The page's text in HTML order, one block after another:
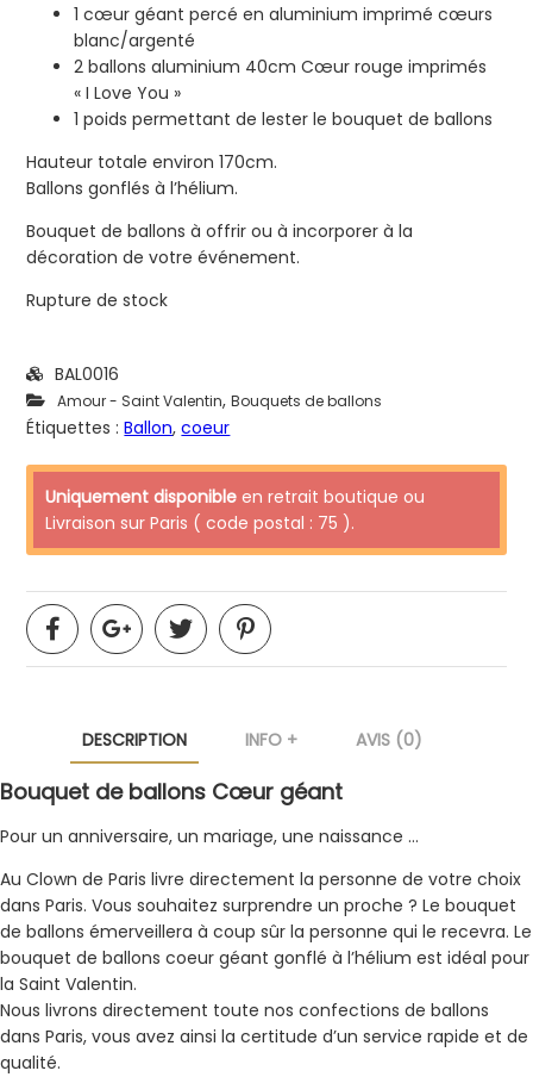
1 cœur géant percé en aluminium imprimé cœurs
blanc/argenté
2 ballons aluminium 40cm Cœur rouge imprimés
« I Love You »
1 poids permettant de lester le bouquet de ballons
Hauteur totale environ 170cm.
Ballons gonflés à l’hélium.
Bouquet de ballons à offrir ou à incorporer à la
décoration de votre événement.
Rupture de stock
BAL0016
Amour - Saint Valentin,Bouquets de ballons
Étiquettes :Ballon,coeur
Uniquement disponible en retrait boutique ou
Livraison sur Paris ( code postal : 75 ).
DESCRIPTION INFO + AVIS (0)
Bouquet de ballons Cœur géant
Pour un anniversaire, un mariage, une naissance …
Au Clown de Paris livre directement la personne de votre choix
dans Paris. Vous souhaitez surprendre un proche ? Le bouquet
de ballons émerveillera à coup sûr la personne qui le recevra. Le
bouquet de ballons coeur géant gonflé à l’hélium est idéal pour
la Saint Valentin.
Nous livrons directement toute nos confections de ballons
dans Paris, vous avez ainsi la certitude d’un service rapide et de
qualité.